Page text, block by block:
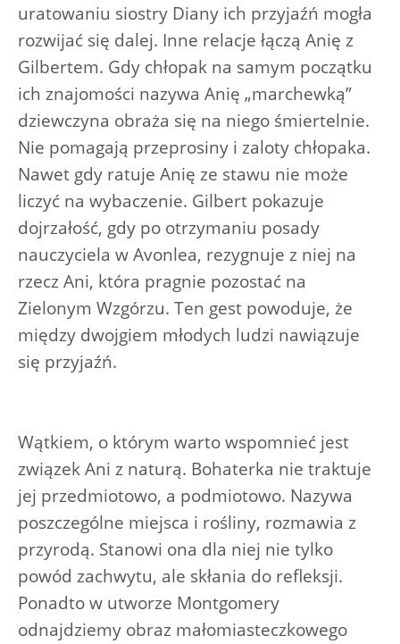
uratowaniu siostry Diany ich przyjaźń mogła
rozwijać się dalej. Inne relacje łączą Anię z
Gilbertem. Gdy chłopak na samym początku
ich znajomości nazywa Anię „marchewką”
dziewczyna obraża się na niego śmiertelnie.
Nie pomagają przeprosiny i zaloty chłopaka.
Nawet gdy ratuje Anię ze stawu nie może
liczyć na wybaczenie. Gilbert pokazuje
dojrzałość, gdy po otrzymaniu posady
nauczyciela w Avonlea, rezygnuje z niej na
rzecz Ani, która pragnie pozostać na
Zielonym Wzgórzu. Ten gest powoduje, że
między dwojgiem młodych ludzi nawiązuje
się przyjaźń.
Wątkiem, o którym warto wspomnieć jest
związek Ani z naturą. Bohaterka nie traktuje
jej przedmiotowo, a podmiotowo. Nazywa
poszczególne miejsca i rośliny, rozmawia z
przyrodą. Stanowi ona dla niej nie tylko
powód zachwytu, ale skłania do refleksji.
Ponadto w utworze Montgomery
odnajdziemy obraz małomiasteczkowego